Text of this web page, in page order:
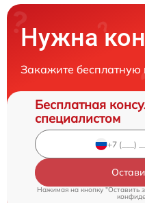
Нужна
Закажите бесплатную
Бесплатная
специалистом
Нажимая на кнопку "Оставить